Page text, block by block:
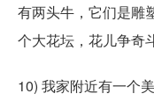
有两头牛，它们是雕
个大花坛，花儿争奇
10) 我家附近有一个